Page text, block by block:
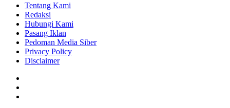
Tentang Kami
Redaksi
Hubungi Kami
Pasang Iklan
Pedoman Media Siber
Privacy Policy
Disclaimer